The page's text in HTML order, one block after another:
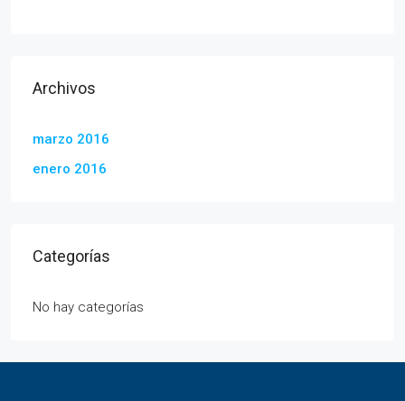
Archivos
marzo 2016
enero 2016
Categorías
No hay categorías